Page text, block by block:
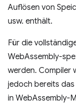
Auflösen von
usw. enthält.
Für die
WebAssembly-
werden. Compiler
jedoch bereits
in WebAssembly-